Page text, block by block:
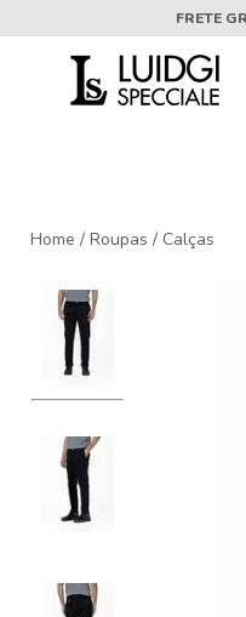
FRETE
Home / Roupas / Calças